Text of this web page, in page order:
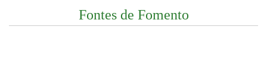
Fontes de Fomento